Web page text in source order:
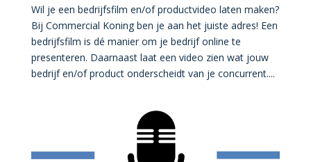
Wil je een bedrijfsfilm en/of productvideo laten maken?
Bij Commercial Koning ben je aan het juiste adres! Een
bedrijfsfilm is dé manier om je bedrijf online te
presenteren. Daarnaast laat een video zien wat jouw
bedrijf en/of product onderscheidt van je concurrent....